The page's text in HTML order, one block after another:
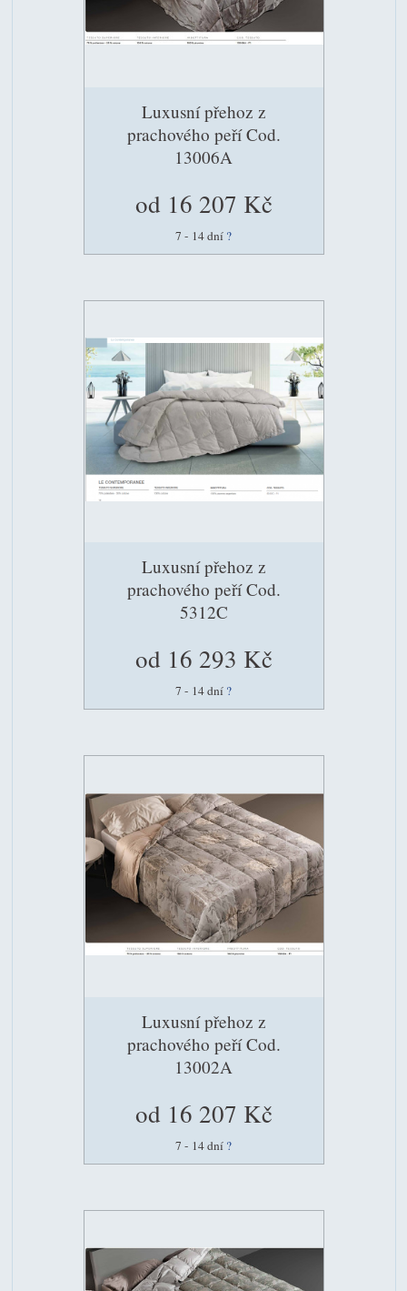
Luxusní přehoz z
prachového peří Cod.
13006A
od 16 207 Kč
7 - 14 dní ?
Luxusní přehoz z
prachového peří Cod.
5312C
od 16 293 Kč
7 - 14 dní ?
Luxusní přehoz z
prachového peří Cod.
13002A
od 16 207 Kč
7 - 14 dní ?